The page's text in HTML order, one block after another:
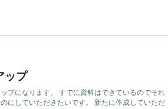
ップ
料はできているのでそれ
にしていただきたいです。 新たに作成していただ